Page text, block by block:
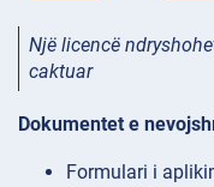
Një licencë
caktuar
Dokumentet e
Formulari i